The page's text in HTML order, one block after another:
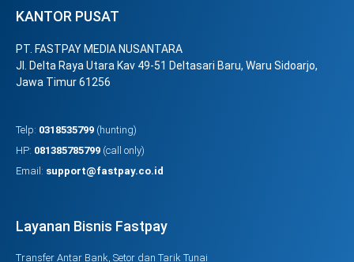
KANTOR PUSAT
PT. FASTPAY MEDIA NUSANTARA
Jl. Delta Raya Utara Kav 49-51 Deltasari Baru, Waru Sidoarjo,
Jawa Timur 61256
Telp: 0318535799 (hunting)
HP: 081385785799 (call only)
Email: support@fastpay.co.id
Layanan Bisnis Fastpay
Transfer Antar Bank, Setor dan Tarik Tunai